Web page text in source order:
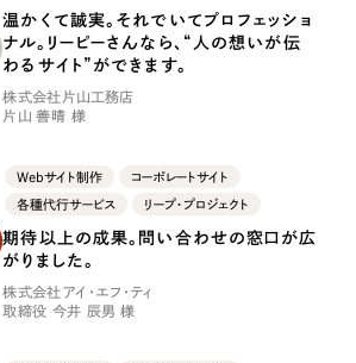
のスカウト型ハイクラス人材紹介（岐阜・愛知）
ンDX支援
／クラウド型工数管理ツール
温かくて誠実。それでいてプロフェッショ
ナル。リーピーさんなら、“人の想いが伝
わるサイト”ができます。
株式会社片山工務店
片山 善晴 様
Webサイト制作 コーポレートサイト
各種代行サービス リープ・プロジェクト
期待以上の成果。問い合わせの窓口が広
がりました。
株式会社アイ・エフ・ティ
取締役 今井 辰男 様